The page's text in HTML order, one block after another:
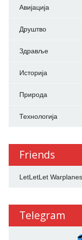
Авијација
Друштво
Здравље
Историја
Природа
Технологија
Friends
LetLetLet Warplanes
Telegram